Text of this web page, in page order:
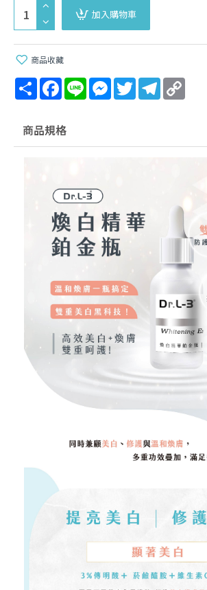
加入購物車
商品收藏
ShareFacebook
LineMessenger
TwitterTelegram
商品規格